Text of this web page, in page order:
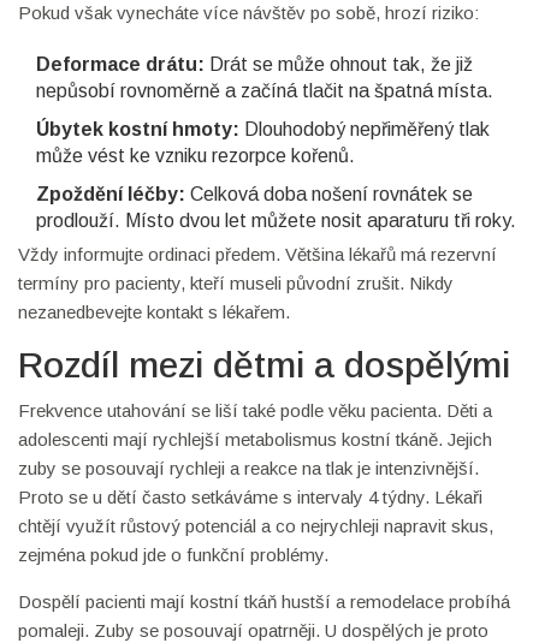
Pokud však vynecháte více návštěv po sobě, hrozí riziko:
Deformace drátu: Drát se může ohnout tak, že již
nepůsobí rovnoměrně a začíná tlačit na špatná místa.
Úbytek kostní hmoty: Dlouhodobý nepřiměřený tlak
může vést ke vzniku rezorpce kořenů.
Zpoždění léčby: Celková doba nošení rovnátek se
prodlouží. Místo dvou let můžete nosit aparaturu tři roky.
Vždy informujte ordinaci předem. Většina lékařů má rezervní
termíny pro pacienty, kteří museli původní zrušit. Nikdy
nezanedbevejte kontakt s lékařem.
Rozdíl mezi dětmi a dospělými
Frekvence utahování se liší také podle věku pacienta. Děti a
adolescenti mají rychlejší metabolismus kostní tkáně. Jejich
zuby se posouvají rychleji a reakce na tlak je intenzivnější.
Proto se u dětí často setkáváme s intervaly 4 týdny. Lékaři
chtějí využít růstový potenciál a co nejrychleji napravit skus,
zejména pokud jde o funkční problémy.
Dospělí pacienti mají kostní tkáň hustší a remodelace probíhá
pomaleji. Zuby se posouvají opatrněji. U dospělých je proto